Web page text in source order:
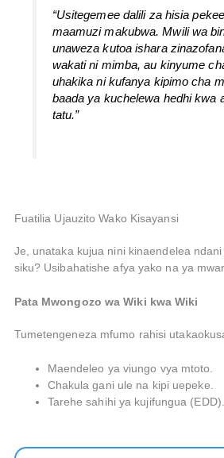
“Usitegemee dalili za hisia
maamuzi makubwa. Mwili wa
unaweza kutoa ishara
wakati ni mimba, au kinyume
uhakika ni kufanya kipimo cha
baada ya kuchelewa hedhi kwa
tatu.”
Fuatilia Ujauzito Wako Kisayansi
Je, unataka kujua nini kinaendelea
siku? Usibahatishe afya yako na ya
Pata Mwongozo wa Wiki kwa Wiki
Tumetengeneza mfumo rahisi
Maendeleo ya viungo vya mtoto.
Chakula gani ule na kipi uepeke.
Tarehe sahihi ya kujifungua (EDD).